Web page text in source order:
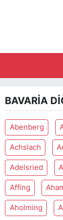
BAVARIA
Abenberg
Achslach
Adelsried
Affing
Aholming